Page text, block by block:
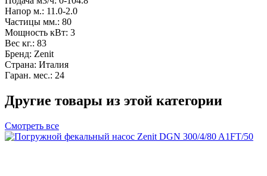
Напор м.: 11.0-2.0
Частицы мм.: 80
Мощность кВт: 3
Вес кг.: 83
Бренд: Zenit
Страна: Италия
Гаран. мес.: 24
Другие товары из этой категории
Смотреть все